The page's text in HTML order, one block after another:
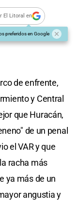
El Litoral en
preferidos en Google
de enfrente,
y Central
que Huracán,
de un penal
el VAR y que
racha más
ya más de un
angustia y